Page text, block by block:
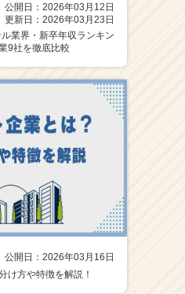
公開日：2026年03月12日
更新日：2026年03月23日
業界・新卒年収ランキン
9社を徹底比較
公開日：2026年03月16日
け方や特徴を解説！